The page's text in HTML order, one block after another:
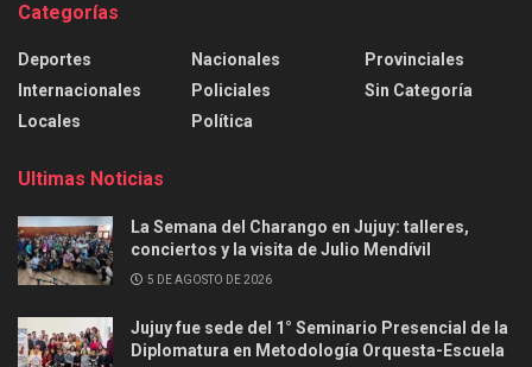
Categorías
Deportes
Internacionales
Locales
Nacionales
Policiales
Política
Provinciales
Sin Categoría
Ultimas Noticias
La Semana del Charango en Jujuy: talleres,
conciertos y la visita de Julio Mendívil
5 DE AGOSTO DE 2026
Jujuy fue sede del 1° Seminario Presencial de la
Diplomatura en Metodología Orquesta-Escuela